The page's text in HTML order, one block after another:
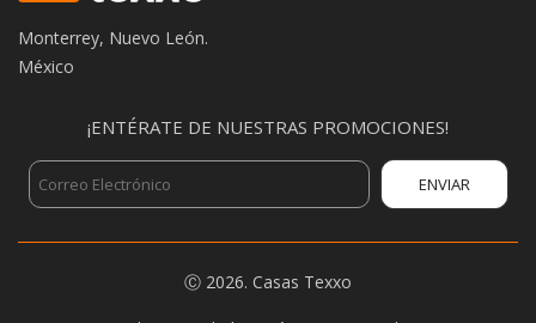
Monterrey, Nuevo León.
México
¡ENTÉRATE DE NUESTRAS PROMOCIONES!
Ⓒ 2026. Casas Texxo